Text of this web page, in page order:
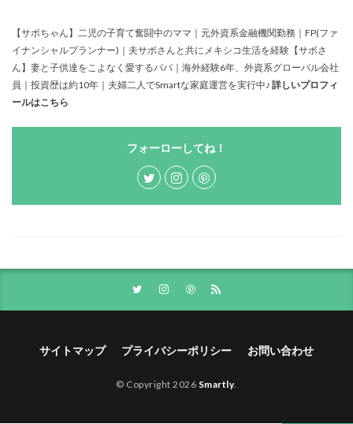
【サボちゃん】二児の子育て奮闘中のママ｜元外資系金融機関勤務｜FP(ファ
イナンシャルプランナー)｜夫サボさんと共にメキシコ生活を経験【サボさ
ん】妻と子供達をこよなく愛するパパ｜海外経験6年、外資系グローバル会社
員｜投資歴は約10年｜夫婦二人でSmartな家庭運営を実行中♪ 詳しいプロフィ
ールはこちら
フォーローしてね！
サイトマップ プライバシーポリシー お問い合わせ
© Copyright 2026 Smartly.